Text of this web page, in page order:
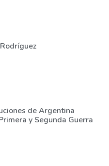
de Argentina
y Segunda Guerra